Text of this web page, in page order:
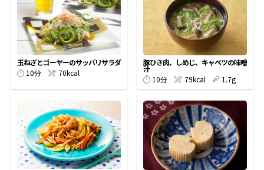
サッと鍋® 楽チン鍋®
かつお節レシピ
めんつゆレシピ
割烹白だしレシピ
レシピ特設サイト
割烹白だしレシピ特集
だしコミュ
玉ねぎとゴーヤーのサッパリサラダ
10分
70kcal
豚ひき肉、しめじ、キャベツの味噌
汁
10分
79kcal 1.7g